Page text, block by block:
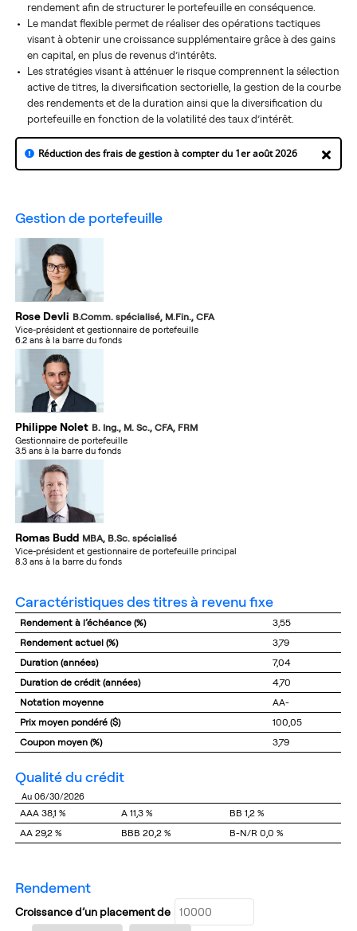
rendement afin de structurer le portefeuille en conséquence.
Le mandat flexible permet de réaliser des opérations tactiques
visant à obtenir une croissance supplémentaire grâce à des gains
en capital, en plus de revenus d’intérêts.
Les stratégies visant à atténuer le risque comprennent la sélection
active de titres, la diversification sectorielle, la gestion de la courbe
des rendements et de la duration ainsi que la diversification du
portefeuille en fonction de la volatilité des taux d’intérêt.
Réduction des frais de gestion à compter du 1er août 2026
gestion de portefeuille
Rose Devli B.Comm. spécialisé, M.Fin., CFA
Vice-président et gestionnaire de portefeuille
6.2 ans à la barre du fonds
Philippe Nolet B. Ing., M. Sc., CFA, FRM
Gestionnaire de portefeuille
3.5 ans à la barre du fonds
Romas Budd MBA, B.Sc. spécialisé
Vice-président et gestionnaire de portefeuille principal
8.3 ans à la barre du fonds
caractéristiques des titres à revenu fixe
Rendement à l’échéance (%)
3,55
Rendement actuel (%)
3,79
Duration (années)
7,04
Duration de crédit (années)
4,70
Notation moyenne
AA-
Prix moyen pondéré ($)
100,05
Coupon moyen (%)
3,79
qualité du crédit
au 06/30/2026
AAA38,1 % A11,3 % BB1,2 %
AA29,2 % BBB20,2 % B-N/R0,0 %
rendement
Croissance d’un placement de